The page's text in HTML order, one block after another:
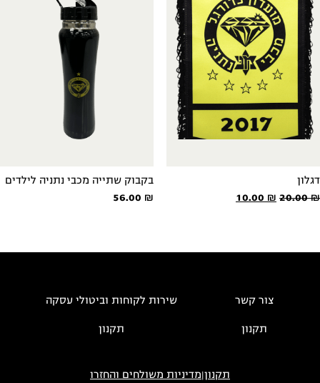
דגלון
20.00₪
המחיר
10.00 ₪
בקבוק שתייה מכבי נתניה לילדים
56.00 ₪
צור קשר שירות לקוחות וביטולי עסקה
תקנון תקנון
תקנון|מדיניות משולחים והחזרו